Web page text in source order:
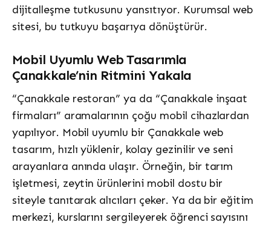
dijitalleşme tutkusunu yansıtıyor. Kurumsal web
sitesi, bu tutkuyu başarıya dönüştürür.
Mobil Uyumlu Web Tasarımla
Çanakkale’nin Ritmini Yakala
“Çanakkale restoran” ya da “Çanakkale inşaat
firmaları” aramalarının çoğu mobil cihazlardan
yapılıyor. Mobil uyumlu bir Çanakkale web
tasarım, hızlı yüklenir, kolay gezinilir ve seni
arayanlara anında ulaşır. Örneğin, bir tarım
işletmesi, zeytin ürünlerini mobil dostu bir
siteyle tanıtarak alıcıları çeker. Ya da bir eğitim
merkezi, kurslarını sergileyerek öğrenci sayısını